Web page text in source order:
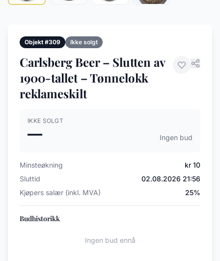
Objekt #309 Ikke solgt
Carlsberg Beer – Slutten av
1900-tallet – Tønnelokk
reklameskilt
IKKE SOLGT
— Ingen bud
Minsteøkning
kr 10
Sluttid
02.08.2026 21:56
Kjøpers salær (inkl. MVA)
25%
Budhistorikk
Ingen bud ennå